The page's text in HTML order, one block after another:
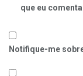
que eu
Notifique-me